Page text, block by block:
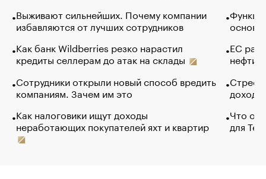
Выживают сильнейших. Почему компании
избавляются от лучших сотрудников
Как банк Wildberries резко нарастил
кредиты селлерам до атак на склады
Сотрудники открыли новый способ вредить
компаниям. Зачем им это
Как налоговики ищут доходы
неработающих покупателей яхт и квартир
основ
ЕС
нефти
Что
для